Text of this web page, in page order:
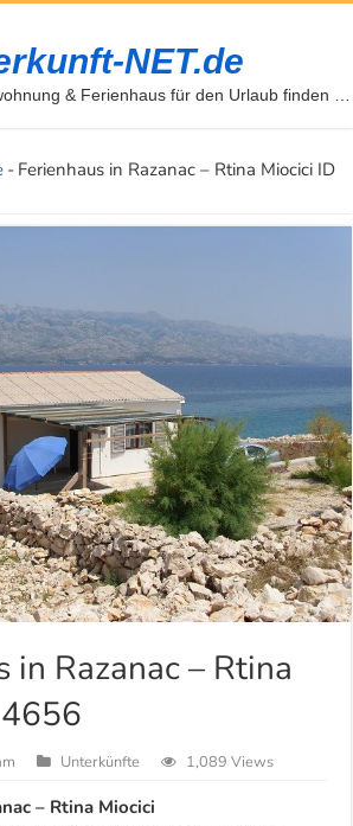
NET.de
& Ferienhaus für den Urlaub finden …
- Ferienhaus in Razanac – Rtina Miocici ID
in Razanac – Rtina
Unterkünfte 1,089 Views
– Rtina Miocici